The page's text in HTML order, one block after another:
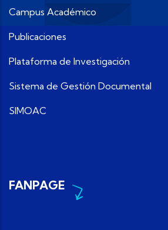
Campus Académico
Publicaciones
Plataforma de Investigación
Sistema de Gestión Documental
SIMOAC
FANPAGE